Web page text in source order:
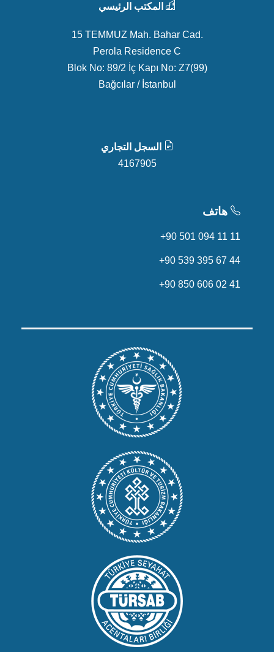
المكتب الرئيسي
15 TEMMUZ Mah. Bahar Cad.
Perola Residence C
Blok No: 89/2 İç Kapı No: Z7(99)
Bağcılar / İstanbul
السجل التجاري
4167905
هاتف
+90 501 094 11 11
+90 539 395 67 44
+90 850 606 02 41